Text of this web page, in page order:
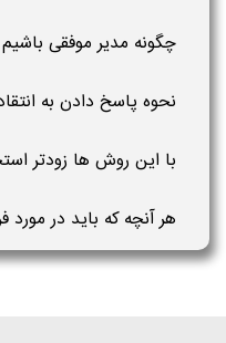
چگونه مدیر موفقی باشیم
نحوه پاسخ دادن به
با این روش ها زودتر
هر آنچه که باید در